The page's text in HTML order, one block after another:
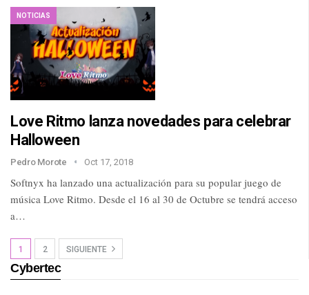
NOTICIAS
Love Ritmo lanza novedades para celebrar
Halloween
Pedro Morote Oct 17, 2018
Softnyx ha lanzado una actualización para su popular juego de
música Love Ritmo. Desde el 16 al 30 de Octubre se tendrá acceso
a…
1 2 SIGUIENTE
Cybertec